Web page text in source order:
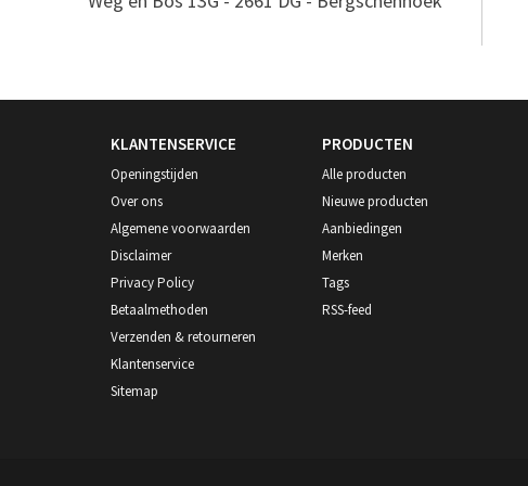
KLANTENSERVICE
Openingstijden
Over ons
Algemene voorwaarden
Disclaimer
Privacy Policy
Betaalmethoden
Verzenden & retourneren
Klantenservice
Sitemap
PRODUCTEN
Alle producten
Nieuwe producten
Aanbiedingen
Merken
Tags
RSS-feed